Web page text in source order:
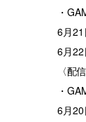
・
6月
6月
〈配信
・
6月